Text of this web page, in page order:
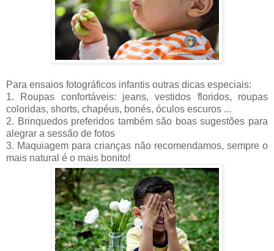
Para ensaios fotográficos infantis outras dicas especiais:
1. Roupas confortáveis: jeans, vestidos floridos, roupas
coloridas, shorts, chapéus, bonés, óculos escuros ...
2. Brinquedos preferidos também são boas sugestões para
alegrar a sessão de fotos
3. Maquiagem para crianças não recomendamos, sempre o
mais natural é o mais bonito!